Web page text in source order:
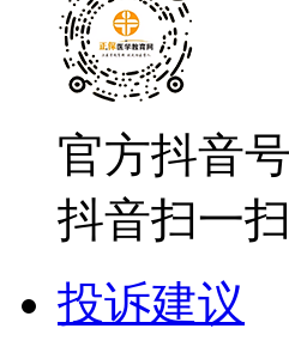
官方抖音号
抖音扫一扫
投诉建议